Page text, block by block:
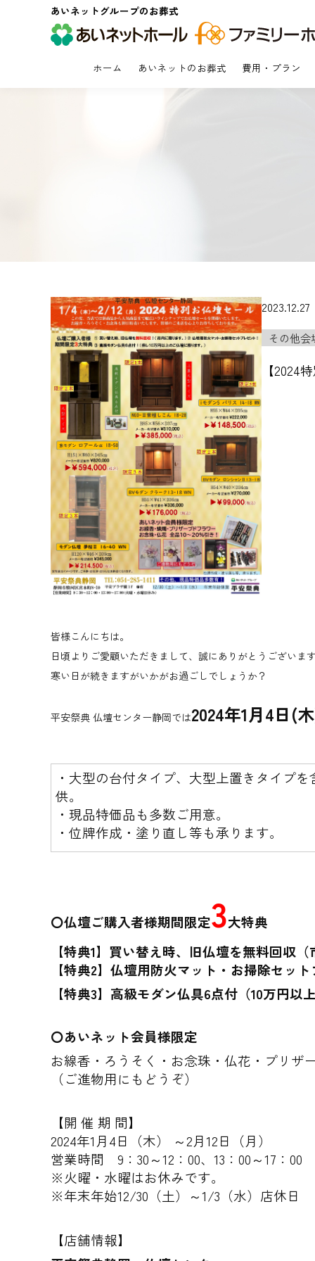
あいネットグループのお葬式
ホーム あいネットのお葬式 費用・プラン
2023.12.27
その他会
【2024
皆様こんにちは。
日頃よりご愛顧いただきまして、誠にありがとうございます
寒い日が続きますがいかがお過ごしでしょうか？
平安祭典 仏壇センター静岡では2024年1月4日(
・大型の台付タイプ、大型上置きタイプ
供。
・現品特価品も多数ご用意。
・位牌作成・塗り直し等も承ります。
〇仏壇ご購入者様期間限定3大特典
【特典1】買い替え時、旧仏壇を無料回収（
【特典2】仏壇用防火マット・お掃除セッ
【特典3】高級モダン仏具6点付（10万円以
〇あいネット会員様限定
お線香・ろうそく・お念珠・仏花・プリザ
（ご進物用にもどうぞ）
【開 催 期 間】
2024年1月4日（木） ～2月12日（月）
営業時間 9：30～12：00、13：00～17：00
※火曜・水曜はお休みです。
※年末年始12/30（土）～1/3（水）店休日
【店舗情報】